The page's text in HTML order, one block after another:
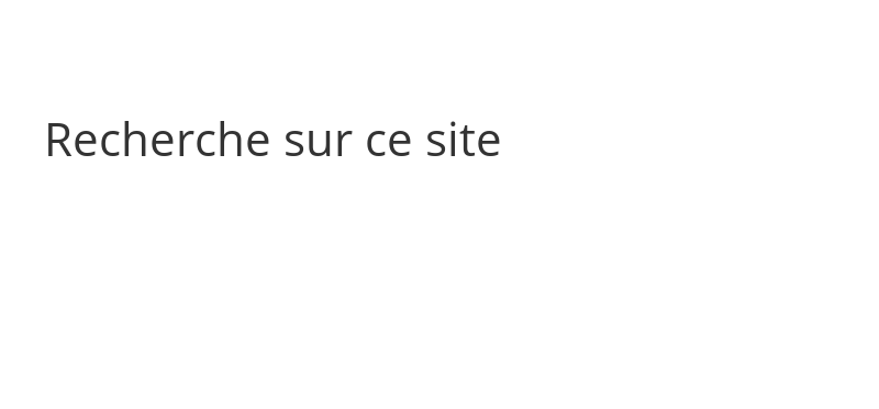
Recherche sur ce site